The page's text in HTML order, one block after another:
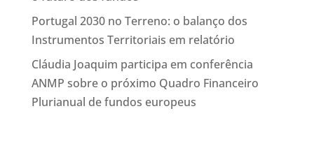
Portugal 2030 no Terreno: o balanço dos
Instrumentos Territoriais em relatório
Cláudia Joaquim participa em conferência
ANMP sobre o próximo Quadro Financeiro
Plurianual de fundos europeus